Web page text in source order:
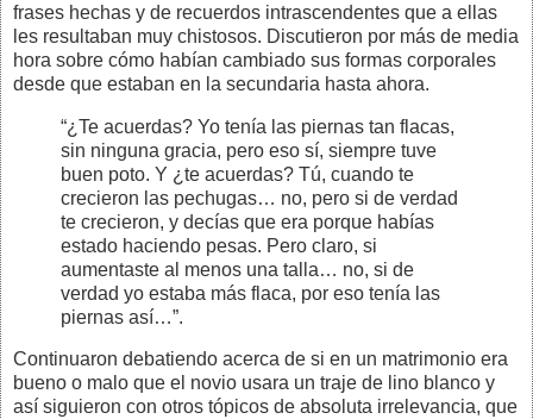
frases hechas y de recuerdos intrascendentes que a ellas
les resultaban muy chistosos. Discutieron por más de media
hora sobre cómo habían cambiado sus formas corporales
desde que estaban en la secundaria hasta ahora.
“¿Te acuerdas? Yo tenía las piernas tan flacas,
sin ninguna gracia, pero eso sí, siempre tuve
buen poto. Y ¿te acuerdas? Tú, cuando te
crecieron las pechugas… no, pero si de verdad
te crecieron, y decías que era porque habías
estado haciendo pesas. Pero claro, si
aumentaste al menos una talla… no, si de
verdad yo estaba más flaca, por eso tenía las
piernas así…”.
Continuaron debatiendo acerca de si en un matrimonio era
bueno o malo que el novio usara un traje de lino blanco y
así siguieron con otros tópicos de absoluta irrelevancia, que